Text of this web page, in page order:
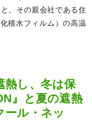
、その親会社である住
積水フィルム）の高温
熱し、冬は保
』と夏の遮熱
ール・ネッ